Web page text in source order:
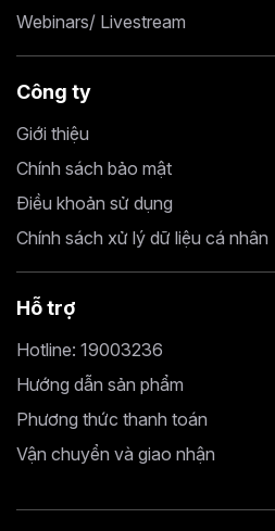
Webinars/ Livestream
Công ty
Giới thiệu
Chính sách bảo mật
Điều khoản sử dụng
Chính sách xử lý dữ liệu cá nhân
Hỗ trợ
Hotline: 19003236
Hướng dẫn sản phẩm
Phương thức thanh toán
Vận chuyển và giao nhận